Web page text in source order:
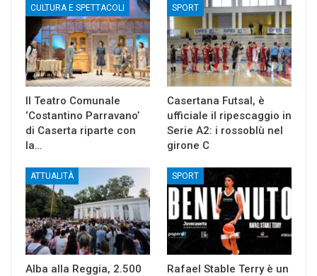
CULTURA E SPETTACOLI
Il Teatro Comunale
‘Costantino Parravano’
di Caserta riparte con
la…
SPORT
Casertana Futsal, è
ufficiale il ripescaggio in
Serie A2: i rossoblù nel
girone C
ATTUALITÀ
Alba alla Reggia, 2.500
SPORT
Rafael Stable Terry è un